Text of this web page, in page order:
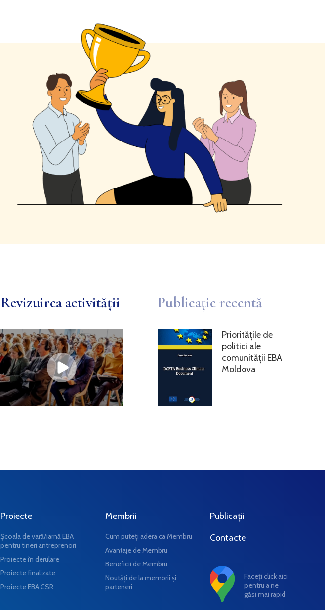
Revizuirea activității Publicație recentă
Prioritățile de
politici ale
comunității EBA
Moldova
Proiecte
Școala de vară/iarnă EBA
pentru tineri antreprenori
Proiecte în derulare
Proiecte finalizate
Proiecte EBA CSR
Membrii
Cum puteți adera ca Membru
Avantaje de Membru
Beneficii de Membru
Noutăți de la membrii și
parteneri
Publicații
Contacte
Faceți click aici
pentru a ne
găsi mai rapid